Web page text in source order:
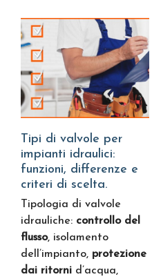
Tipi di valvole per
impianti idraulici:
funzioni, differenze e
criteri di scelta.
Tipologia di valvole
idrauliche: controllo del
flusso, isolamento
dell’impianto, protezione
dai ritorni d’acqua,